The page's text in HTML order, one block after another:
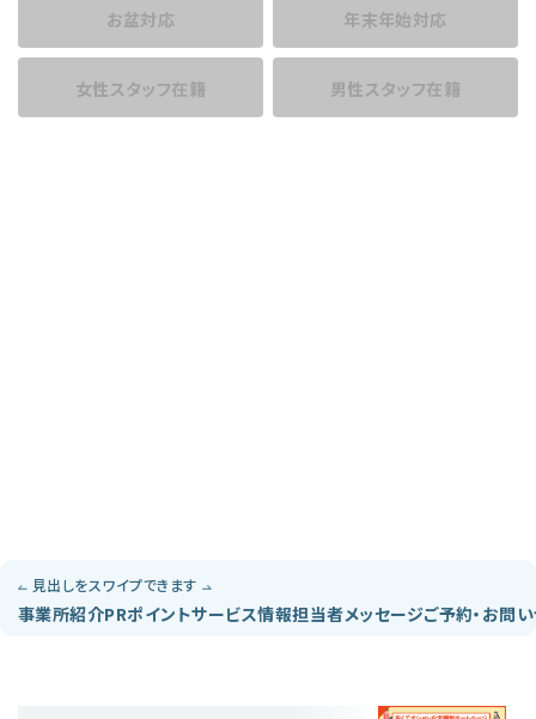
お盆対応 年末年始対応
女性スタッフ在籍 男性スタッフ在籍
見出しをスワイプできます
事業所紹介PRポイントサービス情報担当者メッセージご予約・お問